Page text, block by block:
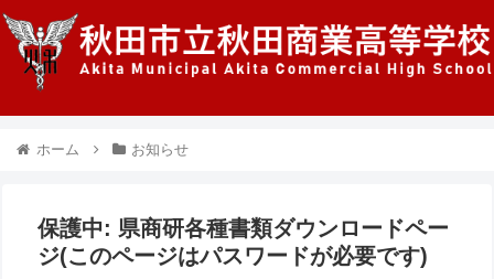
ホーム お知らせ
保護中: 県商研各種書類ダウンロードペー
ジ(このページはパスワードが必要です)